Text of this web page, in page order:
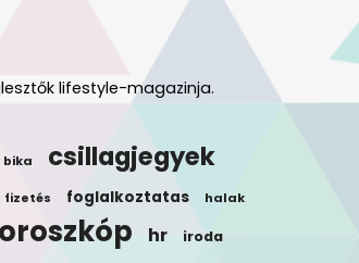
lifestyle-magazinja.
bika csillagjegyek
fizetés foglalkoztatas halak
hr iroda